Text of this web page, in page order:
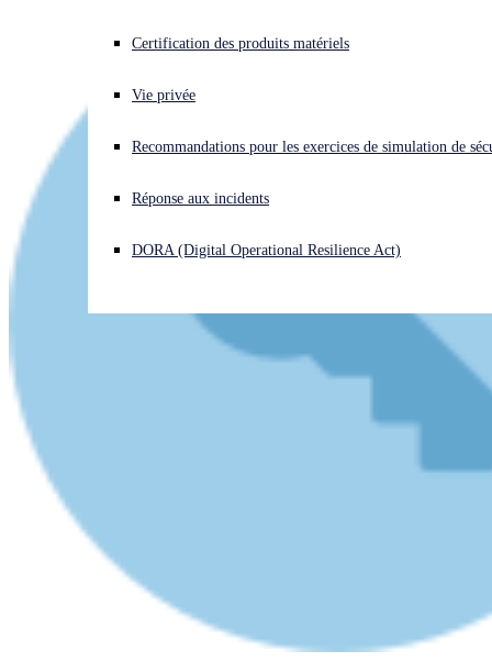
Vous subissez une cyberattaque ? Obtenez une aide immédiate.
Open search
Français Open language switcher
Certification des produits matériels
Vie privée
Recommandations pour les exercices de simulation de
Réponse aux incidents
DORA (Digital Operational Resilience Act)